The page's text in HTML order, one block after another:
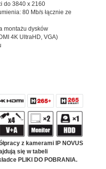
do 3840 x 2160
80 Mb/s łącznie ze
montażu dysków
4K UltraHD, VGA)
z kamerami IP NOVUS
się w tabeli
PLIKI DO POBRANIA.